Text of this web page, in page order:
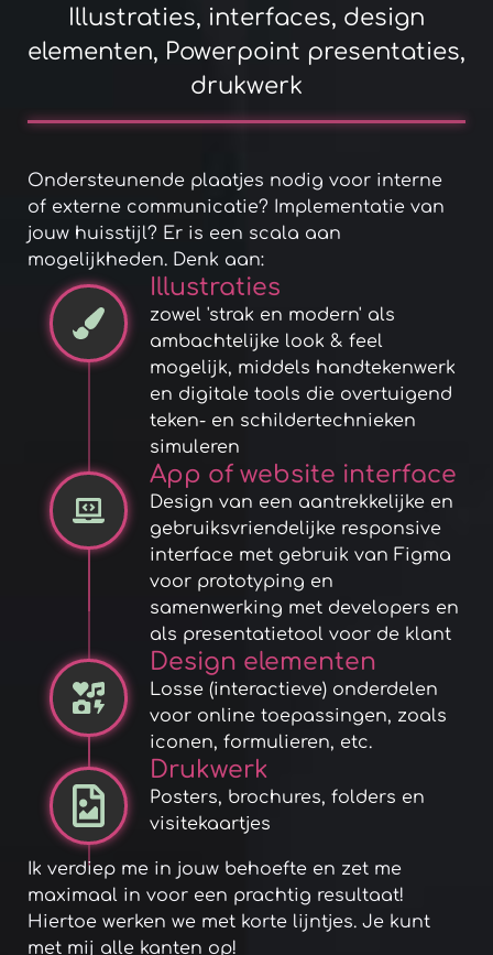
Illustraties, interfaces, design
elementen, Powerpoint presentaties,
drukwerk
Ondersteunende plaatjes nodig voor interne
of externe communicatie? Implementatie van
jouw huisstijl? Er is een scala aan
mogelijkheden. Denk aan:
Illustraties
zowel 'strak en modern' als
ambachtelijke look & feel
mogelijk, middels handtekenwerk
en digitale tools die overtuigend
teken- en schildertechnieken
simuleren
App of website interface
Design van een aantrekkelijke en
gebruiksvriendelijke responsive
interface met gebruik van Figma
voor prototyping en
samenwerking met developers en
als presentatietool voor de klant
Design elementen
Losse (interactieve) onderdelen
voor online toepassingen, zoals
iconen, formulieren, etc.
Drukwerk
Posters, brochures, folders en
visitekaartjes
Ik verdiep me in jouw behoefte en zet me
maximaal in voor een prachtig resultaat!
Hiertoe werken we met korte lijntjes. Je kunt
met mij alle kanten op!